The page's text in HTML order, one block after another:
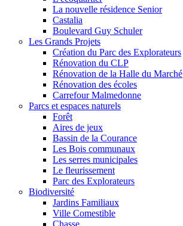
La nouvelle résidence Senior
Castalia
Boulevard Guy Schuler
Les Grands Projets
Création du Parc des Explorateurs
Rénovation du CLP
Rénovation de la Halle du Marché
Rénovation des écoles
Carrefour Malmedonne
Parcs et espaces naturels
Forêt
Aires de jeux
Bassin de la Courance
Les Bois communaux
Les serres municipales
Le fleurissement
Parc des Explorateurs
Biodiversité
Jardins Familiaux
Ville Comestible